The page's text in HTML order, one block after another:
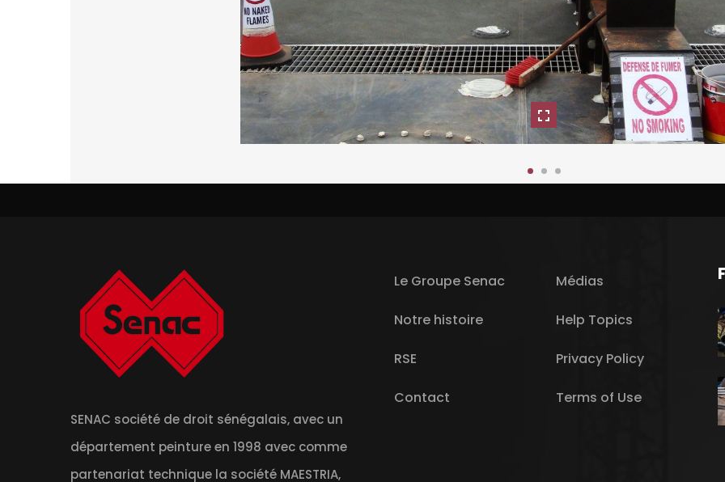
SENAC société de droit sénégalais, avec un
département peinture en 1998 avec comme
partenariat technique la société MAESTRIA,
Le Groupe Senac
Notre histoire
RSE
Contact
Médias
Help Topics
Privacy Policy
Terms of Use